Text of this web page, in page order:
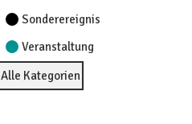
Sonderereignis
Veranstaltung
Alle Kategorien